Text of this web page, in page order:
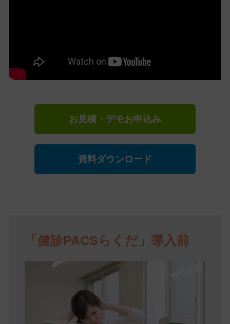
お見積・デモお申込み
資料ダウンロード
「健診PACSらくだ」導入前